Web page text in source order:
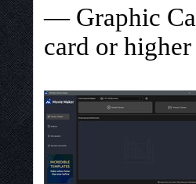
— Graphic
card or higher